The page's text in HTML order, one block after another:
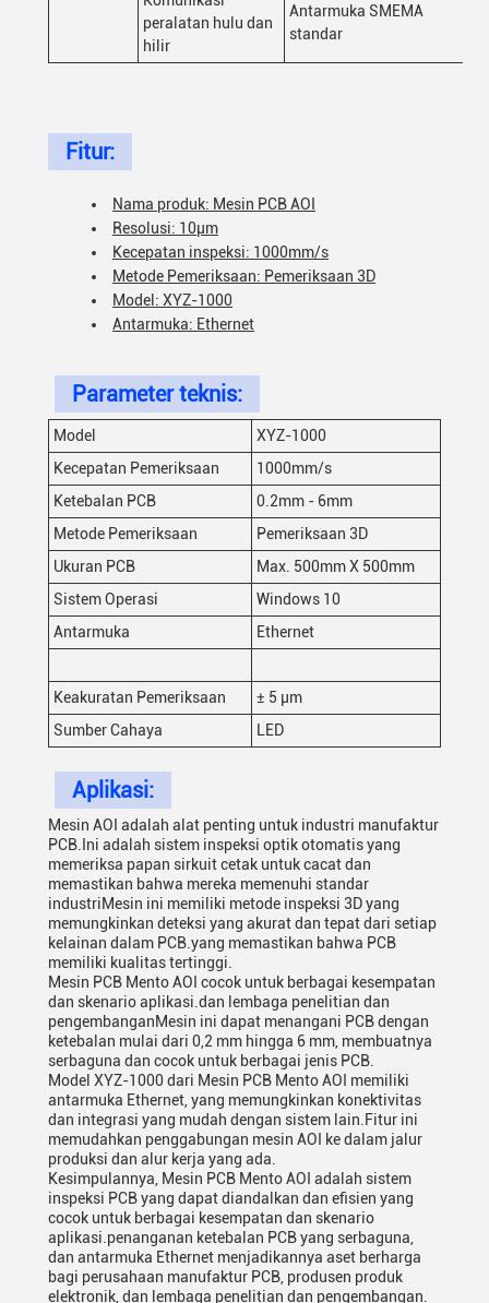
peralatan hulu dan
hilir
Antarmuka SMEMA
standar
Fitur:
Nama produk: Mesin PCB AOI
Resolusi: 10μm
Kecepatan inspeksi: 1000mm/s
Metode Pemeriksaan: Pemeriksaan 3D
Model: XYZ-1000
Antarmuka: Ethernet
Parameter teknis:
Model
XYZ-1000
Kecepatan Pemeriksaan
1000mm/s
Ketebalan PCB
0.2mm - 6mm
Metode Pemeriksaan
Pemeriksaan 3D
Ukuran PCB
Max. 500mm X 500mm
Sistem Operasi
Windows 10
Antarmuka
Ethernet
Keakuratan Pemeriksaan
± 5 μm
Sumber Cahaya
LED
Aplikasi:
Mesin AOI adalah alat penting untuk industri manufaktur
PCB.Ini adalah sistem inspeksi optik otomatis yang
memeriksa papan sirkuit cetak untuk cacat dan
memastikan bahwa mereka memenuhi standar
industriMesin ini memiliki metode inspeksi 3D yang
memungkinkan deteksi yang akurat dan tepat dari setiap
kelainan dalam PCB.yang memastikan bahwa PCB
memiliki kualitas tertinggi.
Mesin PCB Mento AOI cocok untuk berbagai kesempatan
dan skenario aplikasi.dan lembaga penelitian dan
pengembanganMesin ini dapat menangani PCB dengan
ketebalan mulai dari 0,2 mm hingga 6 mm, membuatnya
serbaguna dan cocok untuk berbagai jenis PCB.
Model XYZ-1000 dari Mesin PCB Mento AOI memiliki
antarmuka Ethernet, yang memungkinkan konektivitas
dan integrasi yang mudah dengan sistem lain.Fitur ini
memudahkan penggabungan mesin AOI ke dalam jalur
produksi dan alur kerja yang ada.
Kesimpulannya, Mesin PCB Mento AOI adalah sistem
inspeksi PCB yang dapat diandalkan dan efisien yang
cocok untuk berbagai kesempatan dan skenario
aplikasi.penanganan ketebalan PCB yang serbaguna,
dan antarmuka Ethernet menjadikannya aset berharga
bagi perusahaan manufaktur PCB, produsen produk
elektronik, dan lembaga penelitian dan pengembangan.